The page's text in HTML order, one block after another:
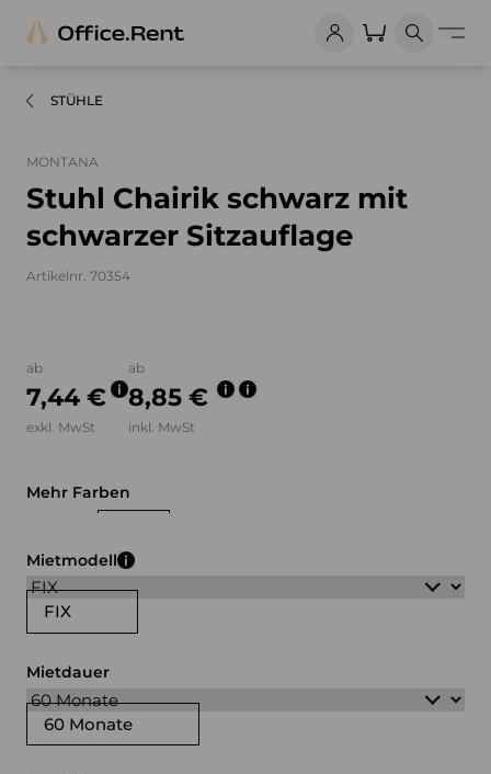
STÜHLE
MONTANA
Stuhl Chairik schwarz mit
schwarzer Sitzauflage
Artikelnr. 70354
ab
7,44 €
exkl. MwSt
ab
8,85 €
inkl. MwSt
Mehr Farben
FIX
Mietmodell
60 Monate
Mietdauer